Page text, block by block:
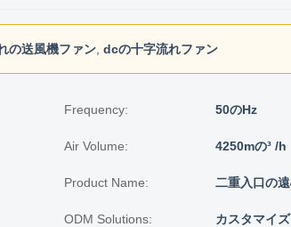
の送風機ファン dcの十字流れファン
Frequency: 50のHz
Air Volume: 4250mの³ /h
Product Name: 二重入口の
ODM Solutions: カスタマイ